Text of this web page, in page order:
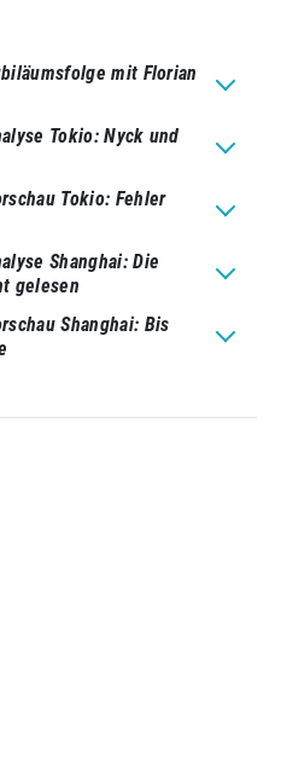
mit Florian
Tokio: Nyck und
Tokio: Fehler
Shanghai: Die
gelesen
Shanghai: Bis